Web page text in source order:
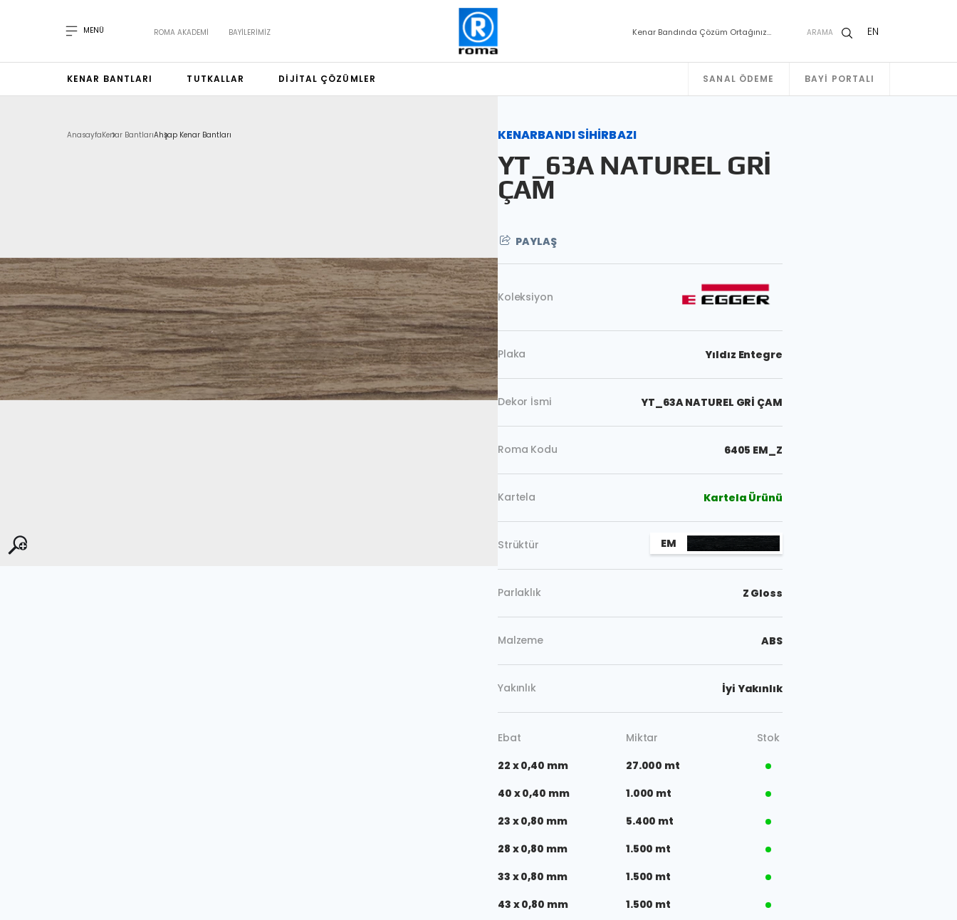
MENÜ ROMA AKADEMI BAYILERIMIZ Kenar Bandında Çözüm Ortağınız… ARAMA EN
KENAR BANTLARI TUTKALLAR DIJITAL ÇÖZÜMLER SANAL ÖDEME BAYI PORTALI
AnasayfaKenar BantlarıAhşap Kenar Bantları KENARBANDI SİHİRBAZI
YT_63A NATUREL GRİ
ÇAM
PAYLAŞ
Koleksiyon
Plaka Yıldız Entegre
Dekor İsmi YT_63A NATUREL GRİ ÇAM
Roma Kodu 6405 EM_Z
Kartela Kartela Ürünü
Strüktür EM
Parlaklık Z Gloss
Malzeme ABS
Yakınlık İyi Yakınlık
Ebat Miktar
Stok
22 x 0,40 mm
27.000 mt
40 x 0,40 mm
1.000 mt
23 x 0,80 mm
5.400 mt
28 x 0,80 mm
1.500 mt
33 x 0,80 mm
1.500 mt
43 x 0,80 mm
1.500 mt